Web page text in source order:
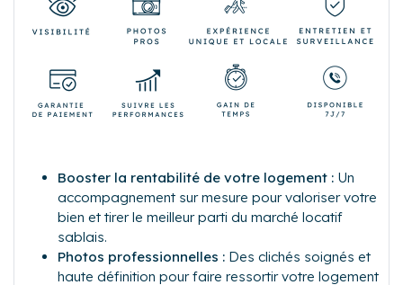
Booster la rentabilité de votre logement : Un
accompagnement sur mesure pour valoriser votre
bien et tirer le meilleur parti du marché locatif
sablais.
Photos professionnelles : Des clichés soignés et
haute définition pour faire ressortir votre logement